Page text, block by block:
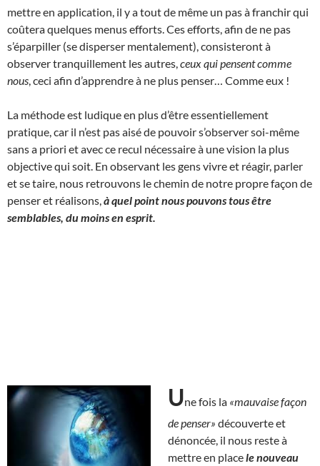
mettre en application, il y a tout de même un pas à franchir qui
coûtera quelques menus efforts. Ces efforts, afin de ne pas
s’éparpiller (se disperser mentalement), consisteront à
observer tranquillement les autres, ceux qui pensent comme
nous , ceci afin d’apprendre à ne plus penser… Comme eux !
La méthode est ludique en plus d’être essentiellement
pratique, car il n’est pas aisé de pouvoir s’observer soi-même
sans a priori et avec ce recul nécessaire à une vision la plus
objective qui soit. En observant les gens vivre et réagir, parler
et se taire, nous retrouvons le chemin de notre propre façon de
penser et réalisons, à quel point nous pouvons tous être
semblables, du moins en esprit.
Une fois la «mauvaise façon
de penser» découverte et
dénoncée, il nous reste à
mettre en placele nouveau